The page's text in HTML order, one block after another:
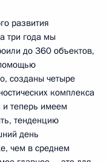
развития
три года мы
до 360 объектов,
созданы четыре
комплекса
и теперь имеем
тенденцию
день
чем в среднем